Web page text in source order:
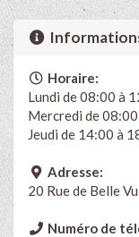
Horaire:
Lundi de 08:00 à
Mercredi de
Jeudi de 14:00 à
Adresse:
20 Rue de Belle
Numéro de